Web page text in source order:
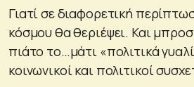
Γιατί σε διαφορετική
κόσμου θα θεριέψει. Και
πιάτο το…μάτι «πολιτικά
κοινωνικοί και πολιτικοί